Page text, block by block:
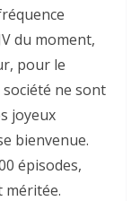
du moment,
pour le
ne sont
joyeux
bienvenue.
épisodes,
méritée.